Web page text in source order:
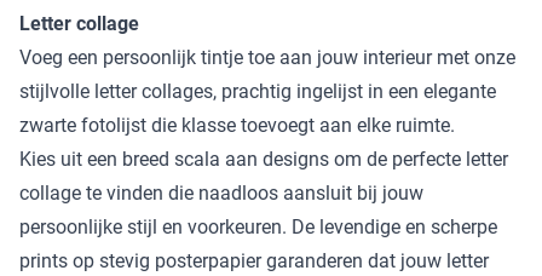
Letter collage
Voeg een persoonlijk tintje toe aan jouw interieur met onze
stijlvolle letter collages, prachtig ingelijst in een elegante
zwarte fotolijst die klasse toevoegt aan elke ruimte.
Kies uit een breed scala aan designs om de perfecte letter
collage te vinden die naadloos aansluit bij jouw
persoonlijke stijl en voorkeuren. De levendige en scherpe
prints op stevig posterpapier garanderen dat jouw letter